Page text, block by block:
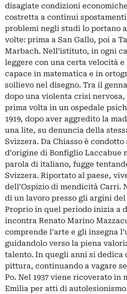
disagiate condizioni
costretta a continui
problemi negli studi lo portano
volte: prima a San Gallo, poi a
Marbach. Nell’istituto, in ogni
leggere con una certa velocità e
capace in matematica e in
sollievo nel disegno. Tra il
dopo una violenta crisi
prima volta in un ospedale
1919, dopo aver aggredito la
una lite, su denuncia della
Svizzera. Da Chiasso è
d’origine di Bonfiglio Laccabue
parola di italiano, fugge
Svizzera. Riportato al paese,
dell’Ospizio di mendicità Carri.
di un lavoro presso gli argini
Proprio in quel periodo inizia a
incontra Renato Marino
comprende l’arte e gli insegna
guidandolo verso la piena
talento. In quegli anni si dedica
pittura, continuando a vagare
Po. Nel 1937 viene ricoverato in
Emilia per atti di